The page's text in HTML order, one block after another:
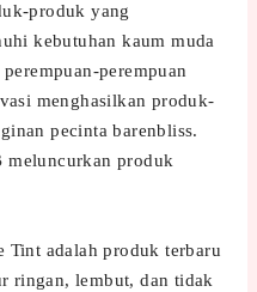
produk yang
kebutuhan kaum muda
perempuan
menghasilkan produk-
pecinta barenbliss.
meluncurkan produk
adalah produk terbaru
ringan, lembut, dan tidak